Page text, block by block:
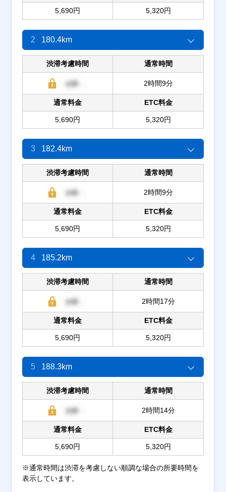
5,690円 5,320円
2 180.4km
渋滞考慮時間 通常時間
2時間9分
通常料金
5,690円
ETC料金
5,320円
3 182.4km
渋滞考慮時間 通常時間
2時間9分
通常料金
5,690円
ETC料金
5,320円
4 185.2km
渋滞考慮時間 通常時間
2時間17分
通常料金
5,690円
ETC料金
5,320円
5 188.3km
渋滞考慮時間 通常時間
2時間14分
通常料金
5,690円
ETC料金
5,320円
※通常時間は渋滞を考慮しない順調な場合の所要時間を
表示しています。